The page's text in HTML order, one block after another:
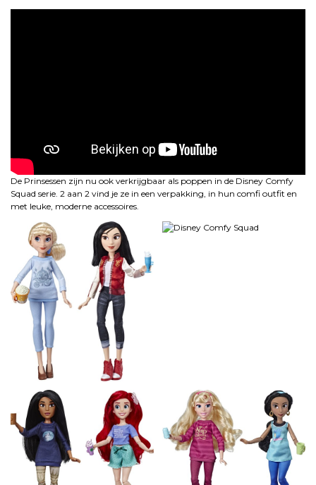
De Prinsessen zijn nu ook verkrijgbaar als poppen in de Disney Comfy
Squad serie. 2 aan 2 vind je ze in een verpakking, in hun comfi outfit en
met leuke, moderne accessoires.